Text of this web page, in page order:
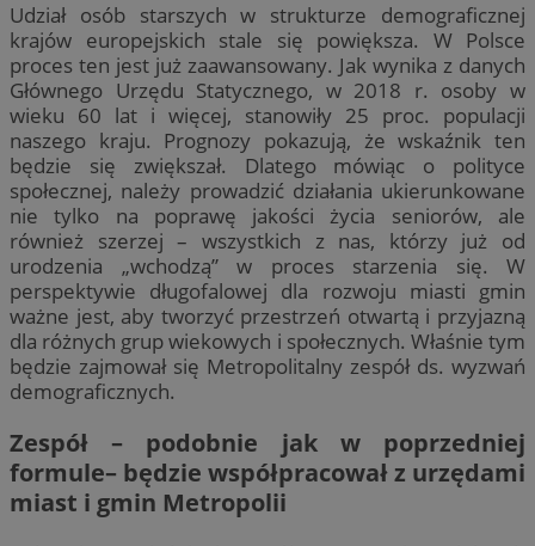
Udział osób starszych w strukturze demograficznej
krajów europejskich stale się powiększa. W Polsce
proces ten jest już zaawansowany. Jak wynika z danych
Głównego Urzędu Statycznego, w 2018 r. osoby w
wieku 60 lat i więcej, stanowiły 25 proc. populacji
naszego kraju. Prognozy pokazują, że wskaźnik ten
będzie się zwiększał. Dlatego mówiąc o polityce
społecznej, należy prowadzić działania ukierunkowane
nie tylko na poprawę jakości życia seniorów, ale
również szerzej – wszystkich z nas, którzy już od
urodzenia „wchodzą” w proces starzenia się. W
perspektywie długofalowej dla rozwoju miasti gmin
ważne jest, aby tworzyć przestrzeń otwartą i przyjazną
dla różnych grup wiekowych i społecznych. Właśnie tym
będzie zajmował się Metropolitalny zespół ds. wyzwań
demograficznych.
Zespół – podobnie jak w poprzedniej
formule– będzie współpracował z urzędami
miast i gmin Metropolii